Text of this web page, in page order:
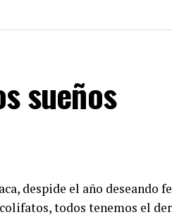
sueños
despide el año deseando
todos tenemos el